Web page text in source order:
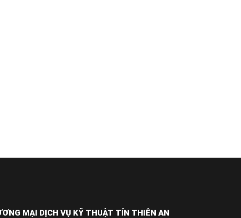
MẠI DỊCH VỤ KỸ THUẬT TÍN THIÊN AN